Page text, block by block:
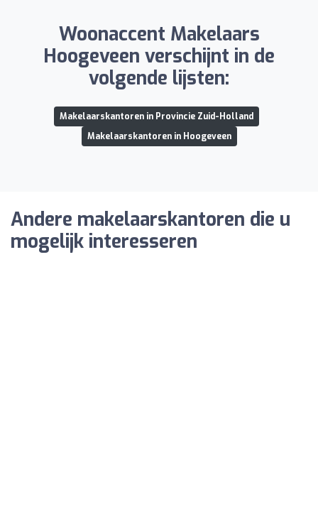
Woonaccent Makelaars
Hoogeveen verschijnt in de
volgende lijsten:
Makelaarskantoren in Provincie Zuid-Holland
Makelaarskantoren in Hoogeveen
Andere makelaarskantoren die u
mogelijk interesseren